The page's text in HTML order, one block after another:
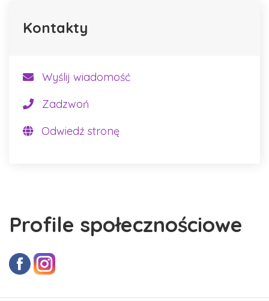
Profile społecznościowe
Kontakty
Wyślij wiadomość
Zadzwoń
Odwiedź stronę